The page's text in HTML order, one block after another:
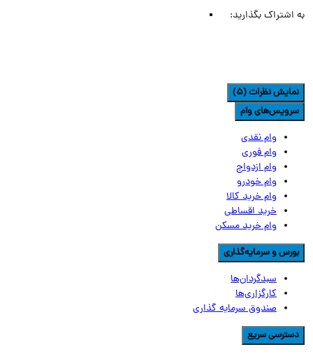
اشتراک بگذارید:
نظرات (5)
وام
وام نقدی
وام فوری
وام ازدواج
وام خودرو
وام خرید کالا
خرید اقساطی
وام خرید مسکن
و سرمایه‌گذاری
سبدگردان‌ها
کارگزاری‌ها
صندوق سرمایه گذاری
سریع